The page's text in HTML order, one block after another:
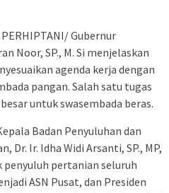
Gubernur
Noor, SP., M. Si menjelaskan
agenda kerja dengan
pangan. Salah satu tugas
untuk swasembada beras.
Badan Penyuluhan dan
Dr. Ir. Idha Widi Arsanti, SP., MP,
pertanian seluruh
ASN Pusat, dan Presiden